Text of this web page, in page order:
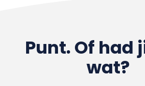
Punt. Of had
wat?